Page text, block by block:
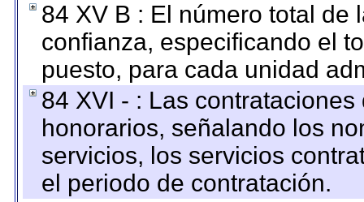
84 XV B : El número total de
confianza, especificando el
puesto, para cada unidad
84 XVI - : Las
honorarios, señalando los
servicios, los servicios
el periodo de contratación.